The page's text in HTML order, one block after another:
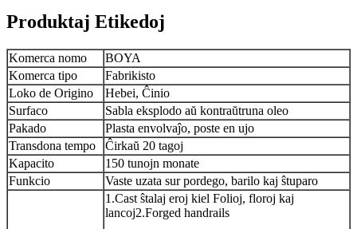
Produktaj Etikedoj
Komerca nomo
BOYA
Komerca tipo
Fabrikisto
Loko de Origino
Hebei, Ĉinio
Surfaco
Sabla eksplodo aŭ kontraŭtruna oleo
Pakado
Plasta envolvaĵo, poste en ujo
Transdona tempo
Ĉirkaŭ 20 tagoj
Kapacito
150 tunojn monate
Funkcio
Vaste uzata sur pordego, barilo kaj ŝtuparo
1.Cast ŝtalaj eroj kiel Folioj, floroj kaj
lancoj2.Forged handrails